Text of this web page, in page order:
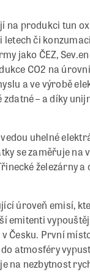
na produkci tun
či
jako ČEZ,
CO2 na
a ve výrobě
– a díky
uhelné
se zaměřuje na
železárny
úroveň emisí,
emitenti
Česku. První
atmosféry
na nezbytnost